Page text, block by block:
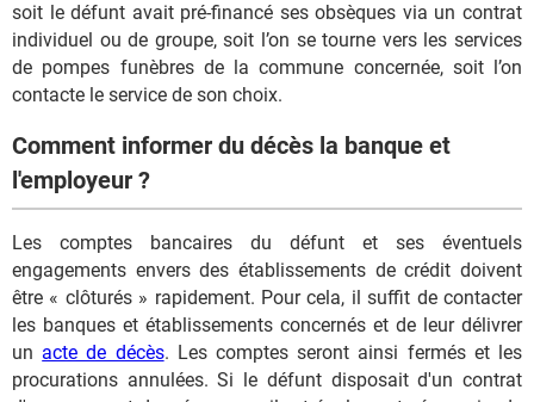
soit le défunt avait pré-financé ses obsèques via un contrat
individuel ou de groupe, soit l’on se tourne vers les services
de pompes funèbres de la commune concernée, soit l’on
contacte le service de son choix.
Comment informer du décès la banque et
l'employeur ?
Les comptes bancaires du défunt et ses éventuels
engagements envers des établissements de crédit doivent
être « clôturés » rapidement. Pour cela, il suffit de contacter
les banques et établissements concernés et de leur délivrer
un acte de décès. Les comptes seront ainsi fermés et les
procurations annulées. Si le défunt disposait d'un contrat